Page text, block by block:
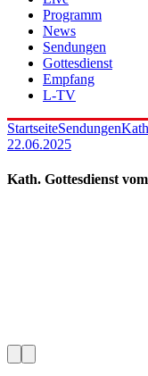
Programm
News
Sendungen
Gottesdienst
Empfang
L-TV
StartseiteSendungen
22.06.2025
Kath. Gottesdienst